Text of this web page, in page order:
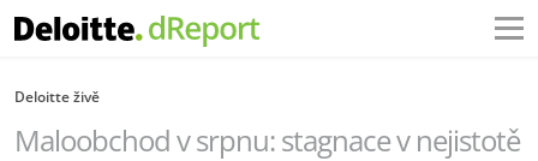
Deloitte živě
Maloobchod v srpnu: stagnace v nejistotě